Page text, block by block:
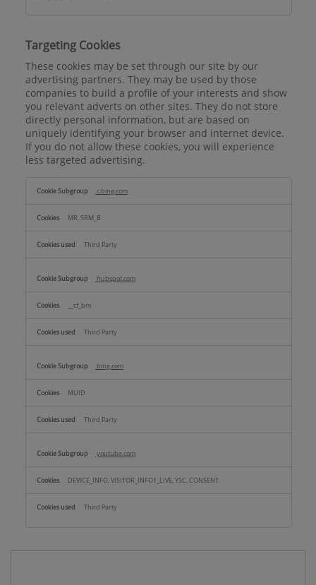
Targeting Cookies
These cookies may be set through our site by our
advertising partners. They may be used by those
companies to build a profile of your interests and show
you relevant adverts on other sites. They do not store
directly personal information, but are based on
uniquely identifying your browser and internet device.
If you do not allow these cookies, you will experience
less targeted advertising.
Cookies
c.bing.com
MR, SRM_B
Third Party
hubspot.com
__cf_bm
Third Party
bing.com
MUID
Third Party
youtube.com
DEVICE_INFO, VISITOR_INFO1_LIVE, YSC, CONSENT
Third Party